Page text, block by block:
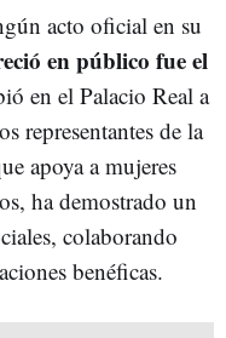
acto oficial en su
en público fue el
en el Palacio Real a
representantes de la
apoya a mujeres
ha demostrado un
colaborando
benéficas.